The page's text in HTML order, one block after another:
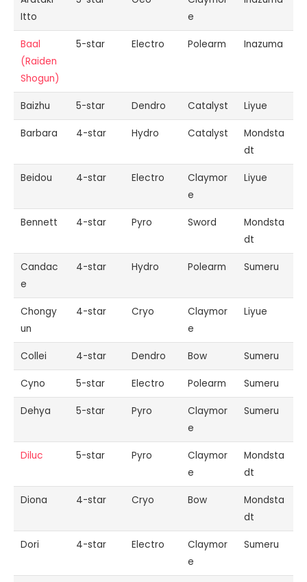
Itto
e
Baal
(Raiden
Shogun)
5-star Electro Polearm Inazuma
Baizhu 5-star Dendro Catalyst Liyue
Barbara 4-star Hydro Catalyst
Mondsta
dt
Beidou 4-star Electro
Claymor
e
Liyue
Bennett 4-star Pyro Sword
Mondsta
dt
Candac
e
4-star Hydro Polearm Sumeru
Chongy
un
4-star Cryo
Claymor
e
Liyue
Collei 4-star Dendro Bow Sumeru
Cyno 5-star Electro Polearm Sumeru
Dehya 5-star Pyro
Claymor
e
Sumeru
Diluc 5-star Pyro
Claymor
e
Mondsta
dt
Diona 4-star Cryo Bow
Mondsta
dt
Dori 4-star Electro
Claymor
e
Sumeru